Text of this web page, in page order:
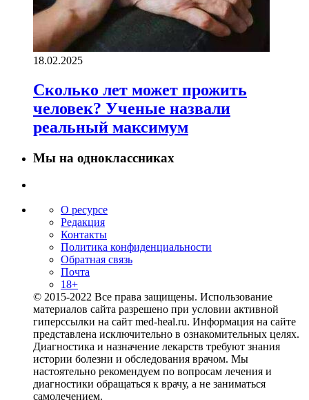
18.02.2025
Сколько лет может прожить
человек? Ученые назвали
реальный максимум
Мы на одноклассниках
О ресурсе
Редакция
Контакты
Политика конфиденциальности
Обратная связь
Почта
18+
© 2015-2022 Все права защищены. Использование
материалов сайта разрешено при условии активной
гиперссылки на сайт med-heal.ru. Информация на сайте
представлена исключительно в ознакомительных целях.
Диагностика и назначение лекарств требуют знания
истории болезни и обследования врачом. Мы
настоятельно рекомендуем по вопросам лечения и
диагностики обращаться к врачу, а не заниматься
самолечением.